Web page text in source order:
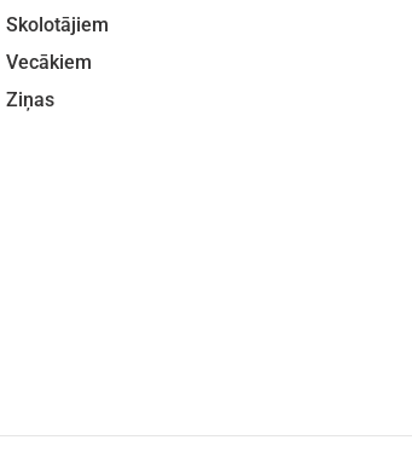
Skolotājiem
Vecākiem
Ziņas